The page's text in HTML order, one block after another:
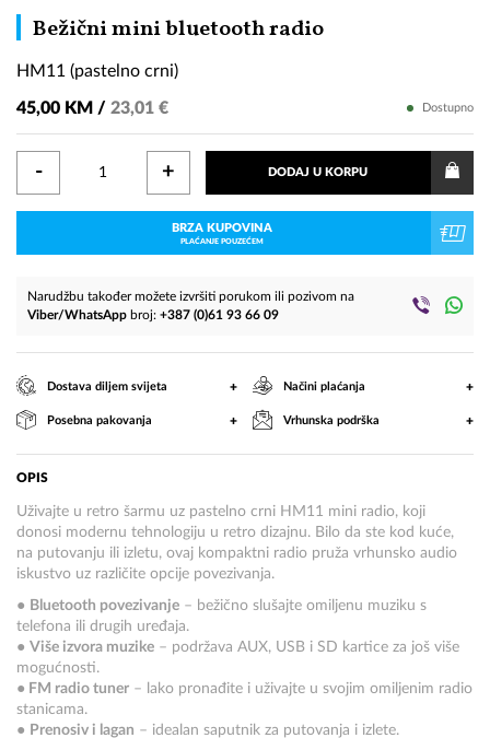
Bežični mini bluetooth radioHM11
HM11 (pastelno crni)
45,00 KM / 23,01 € Dostupno
- + DODAJ U KORPU
BRZA KUPOVINA
PLAĆANJE POUZEĆEM
Narudžbu također možete izvršiti porukom ili pozivom na
Viber/WhatsApp broj: +387 (0)61 93 66 09
Dostava diljem svijeta + Načini plaćanja +
Posebna pakovanja + Vrhunska podrška +
OPIS
Uživajte u retro šarmu uz pastelno crni HM11 mini radio, koji
donosi modernu tehnologiju u retro dizajnu. Bilo da ste kod kuće,
na putovanju ili izletu, ovaj kompaktni radio pruža vrhunsko audio
iskustvo uz različite opcije povezivanja.
● Bluetooth povezivanje – bežično slušajte omiljenu muziku s
telefona ili drugih uređaja.
● Više izvora muzike – podržava AUX, USB i SD kartice za još više
mogućnosti.
● FM radio tuner – lako pronađite i uživajte u svojim omiljenim radio
stanicama.
● Prenosiv i lagan – idealan saputnik za putovanja i izlete.